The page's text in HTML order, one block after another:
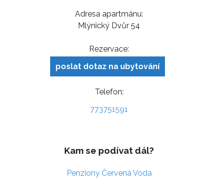
Adresa apartmánu:
Mlýnický Dvůr 54
Rezervace:
poslat dotaz na ubytování
Telefon:
773751591
Kam se podívat dál?
Penziony Červená Voda